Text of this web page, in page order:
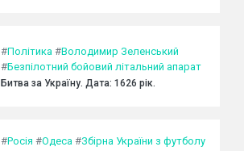
#Політика #Володимир Зеленський
#Безпілотний бойовий літальний апарат
Битва за Україну. Дата: 1626 рік.
#Росія #Одеса #Збірна України з футболу